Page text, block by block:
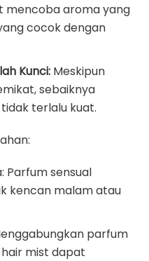
mencoba aroma yang
cocok dengan
Kunci: Meskipun
sebaiknya
terlalu kuat.
Parfum sensual
kencan malam atau
parfum
mist dapat